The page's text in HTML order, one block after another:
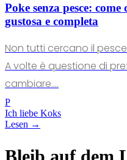
Poke senza pesce:
gustosa e completa
Non tutti cercano il
A volte è questione di
cambiare....
P
Ich liebe Koks
Lesen →